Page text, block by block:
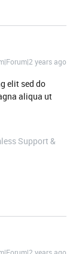
years ago
elit sed do
aliqua ut
Support &